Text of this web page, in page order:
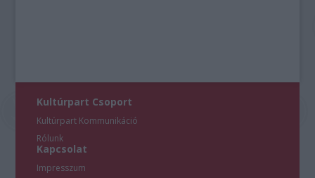
Kultúrpart Csoport
Kultúrpart Kommunikáció
Rólunk
Kapcsolat
Impresszum